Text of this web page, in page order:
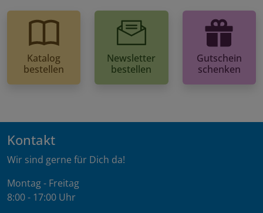
Katalog
bestellen
Newsletter
bestellen
Gutschein
schenken
Kontakt
Wir sind gerne für Dich da!
Montag - Freitag
8:00 - 17:00 Uhr